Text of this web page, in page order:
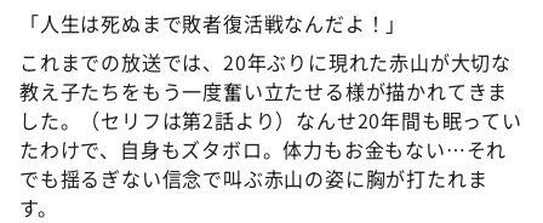
「人生は死ぬまで敗者復活戦なんだよ！」
これまでの放送では、20年ぶりに現れた赤山が大切な
教え子たちをもう一度奮い立たせる様が描かれてきま
した。（セリフは第2話より）なんせ20年間も眠ってい
たわけで、自身もズタボロ。体力もお金もない…それ
でも揺るぎない信念で叫ぶ赤山の姿に胸が打たれま
す。